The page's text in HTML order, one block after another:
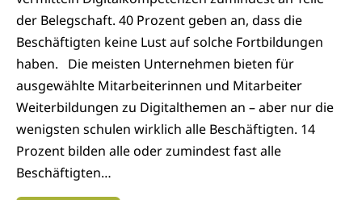
der Belegschaft. 40 Prozent geben an, dass die
Beschäftigten keine Lust auf solche Fortbildungen
haben. Die meisten Unternehmen bieten für
ausgewählte Mitarbeiterinnen und Mitarbeiter
Weiterbildungen zu Digitalthemen an – aber nur die
wenigsten schulen wirklich alle Beschäftigten. 14
Prozent bilden alle oder zumindest fast alle
Beschäftigten…